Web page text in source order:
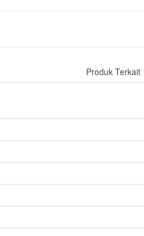
Produk Terkait